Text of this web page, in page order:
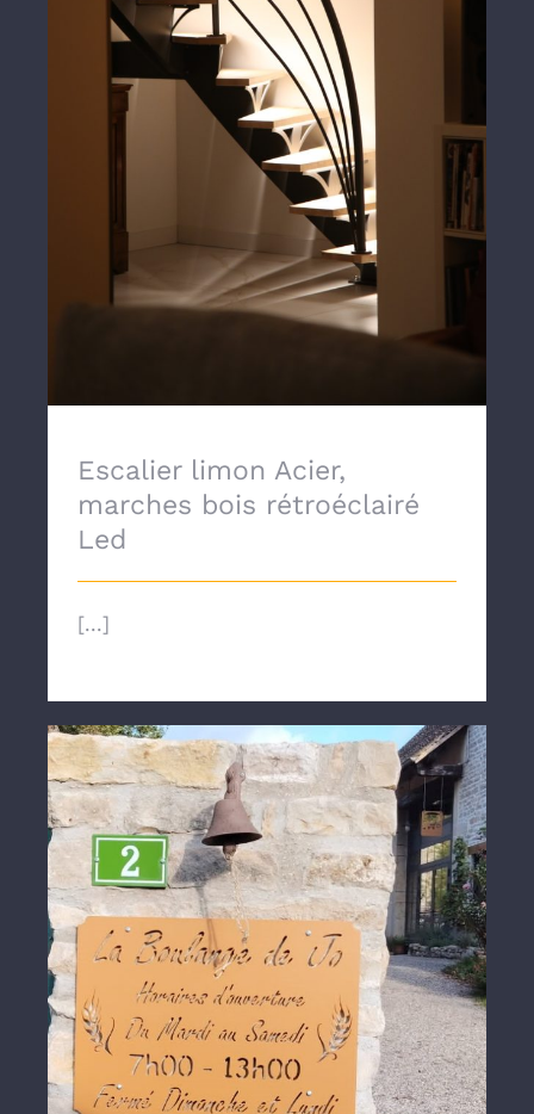
Escalier limon Acier, marches bois
rétroéclairé Led
Escalier limon Acier,
marches bois rétroéclairé
Led
[...]
Enseigne découpe laser 2